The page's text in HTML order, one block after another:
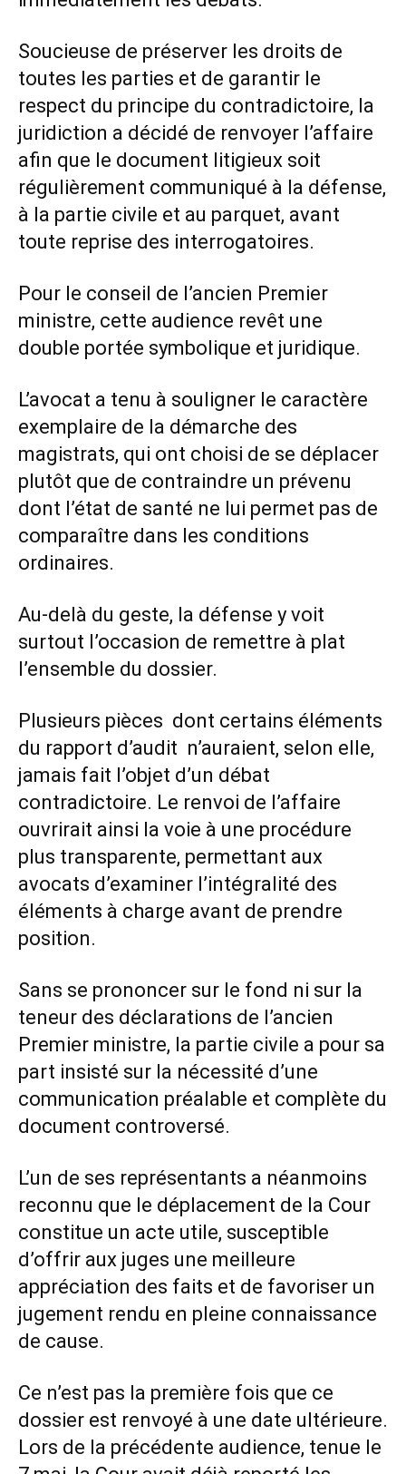
Soucieuse de préserver les droits de
toutes les parties et de garantir le
respect du principe du contradictoire, la
juridiction a décidé de renvoyer l’affaire
afin que le document litigieux soit
régulièrement communiqué à la défense,
à la partie civile et au parquet, avant
toute reprise des interrogatoires.
Pour le conseil de l’ancien Premier
ministre, cette audience revêt une
double portée symbolique et juridique.
L’avocat a tenu à souligner le caractère
exemplaire de la démarche des
magistrats, qui ont choisi de se déplacer
plutôt que de contraindre un prévenu
dont l’état de santé ne lui permet pas de
comparaître dans les conditions
ordinaires.
Au-delà du geste, la défense y voit
surtout l’occasion de remettre à plat
l’ensemble du dossier.
Plusieurs pièces dont certains éléments
du rapport d’audit n’auraient, selon elle,
jamais fait l’objet d’un débat
contradictoire. Le renvoi de l’affaire
ouvrirait ainsi la voie à une procédure
plus transparente, permettant aux
avocats d’examiner l’intégralité des
éléments à charge avant de prendre
position.
Sans se prononcer sur le fond ni sur la
teneur des déclarations de l’ancien
Premier ministre, la partie civile a pour sa
part insisté sur la nécessité d’une
communication préalable et complète du
document controversé.
L’un de ses représentants a néanmoins
reconnu que le déplacement de la Cour
constitue un acte utile, susceptible
d’offrir aux juges une meilleure
appréciation des faits et de favoriser un
jugement rendu en pleine connaissance
de cause.
Ce n’est pas la première fois que ce
dossier est renvoyé à une date ultérieure.
Lors de la précédente audience, tenue le